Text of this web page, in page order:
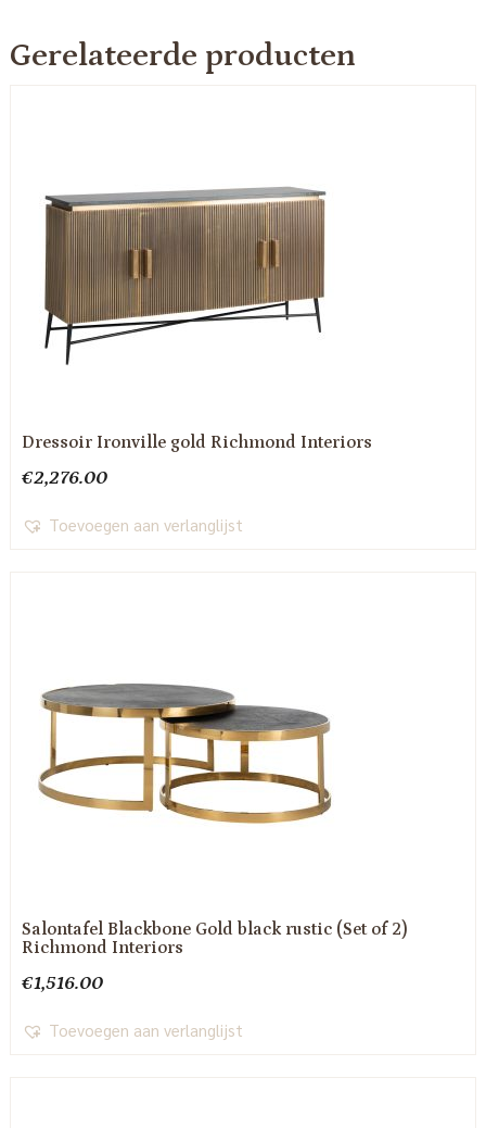
Gerelateerde producten
Dressoir Ironville gold Richmond Interiors
€2,276.00
Toevoegen aan verlanglijst
Salontafel Blackbone Gold black rustic (Set of 2)
Richmond Interiors
€1,516.00
Toevoegen aan verlanglijst